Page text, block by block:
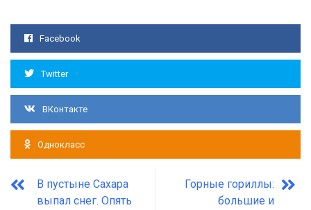
Facebook
Twitter
ВКонтакте
Однокласс
В пустыне Сахара
выпал снег. Опять
Горные гориллы:
большие и